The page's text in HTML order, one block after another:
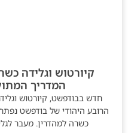
קיורטוש וגלידה
המדריך
חדש בבודפשט, קיורטוש
הרובע היהודי של בודפשט
כשרה למהדרין. מעבר